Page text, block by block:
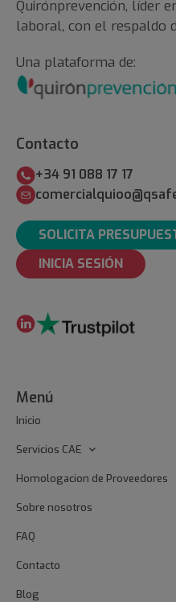
Quirónprevención, líder
laboral, con el respaldo
Una plataforma de:
Contacto
+34 91 088 17 17
SOLICITA
INICIA SESIÓN
Menú
Inicio
Servicios CAE
Homologacion de Proveedores
Sobre nosotros
FAQ
Contacto
Blog